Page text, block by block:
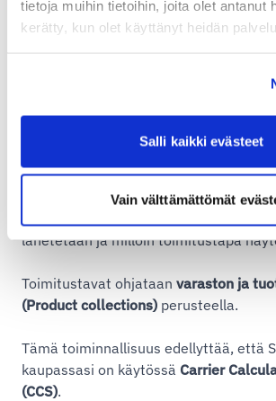
tietoja muihin tietoihin, joita olet antanut
kerätty, kun olet käyttänyt heidän
Salli kaikki evästeet
Vain välttämättömät
Määritä
Jotta toimitukset useista varastoista
jokaiselle toimitustavalle tulee
lähetetään ja milloin toimitustapa
Toimitustavat ohjataan varaston ja
(Product collections) perusteella.
Tämä toiminnallisuus edellyttää, että
kaupassasi on käytössä Carrier
(CCS).